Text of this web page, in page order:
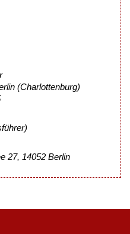
(Charlottenburg)
27, 14052 Berlin